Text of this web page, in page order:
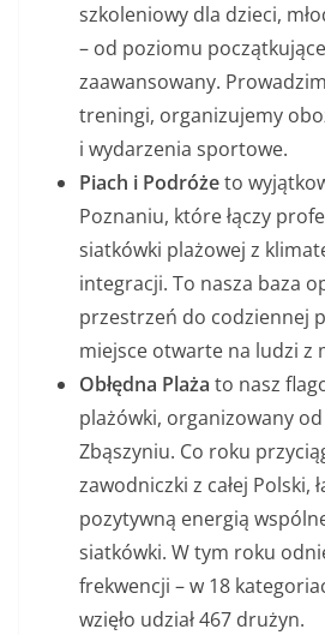
szkoleniowy dla dzieci,
– od poziomu
zaawansowany.
treningi, organizujemy
i wydarzenia sportowe.
Piach i Podróżeto
Poznaniu, które łączy
siatkówki plażowej z
integracji. To nasza baza
przestrzeń do codziennej
miejsce otwarte na ludzi z
Obłędna Plaża to nasz
plażówki, organizowany
Zbąszyniu. Co roku
zawodniczki z całej Polski,
pozytywną energią
siatkówki. W tym roku
frekwencji – w 18
wzięło udział 467 drużyn.